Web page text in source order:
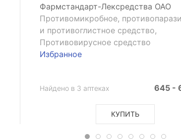
Фармстандарт-Лексредства ОАО
Противомикробное,
и противоглистное средство,
Противовирусное средство
Избранное
Найдено в 3 аптеках 645 -
КУПИТЬ